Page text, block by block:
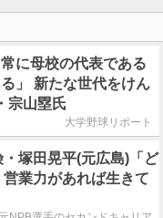
常に母校の代表である
」 新たな世代をけん
宗山塁氏
大学野球リポート
塚田晃平(元広島)「ど
業力があれば生きて